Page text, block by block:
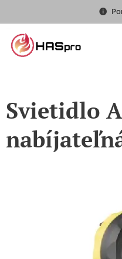
Svietidlo